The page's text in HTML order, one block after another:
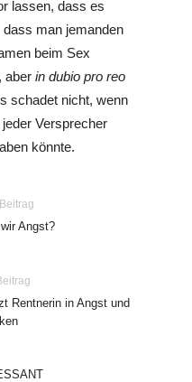
lassen, dass es
man jemanden
beim Sex
aber in dubio pro reo
schadet nicht, wenn
Versprecher
könnte.
Angst?
Rentnerin in Angst und